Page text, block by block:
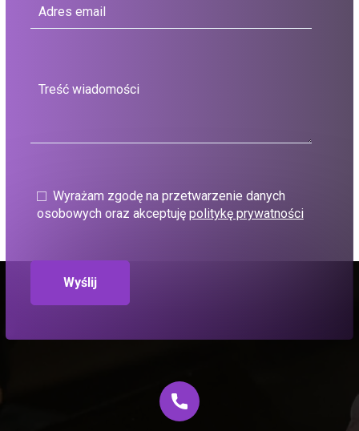
Wyrażam zgodę na przetwarzenie danych
osobowych oraz akceptuję politykę prywatności